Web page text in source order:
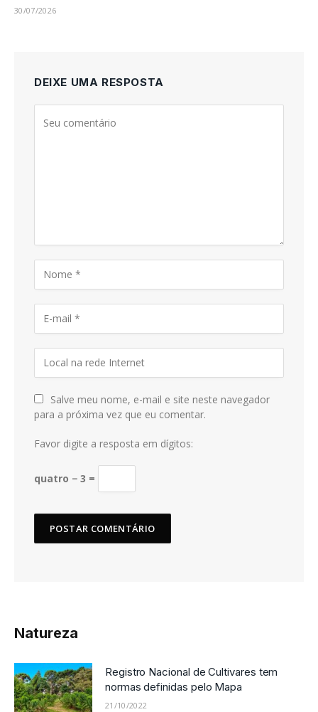
30/07/2026
DEIXE UMA RESPOSTA
Salve meu nome, e-mail e site neste navegador
para a próxima vez que eu comentar.
Favor digite a resposta em dígitos:
quatro − 3 =
Natureza
Registro Nacional de Cultivares tem
normas definidas pelo Mapa
21/10/2022